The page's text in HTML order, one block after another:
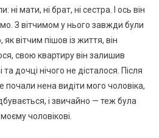
ні мати, ні брат, ні сестра. І ось він
З вітчимом у нього завжди були
як вітчим пішов із життя, він
свою квартиру він залишив
дочці нічого не дісталося. Після
почали нена видіти мого чоловіка,
і звичайно — теж була
чоловікові.